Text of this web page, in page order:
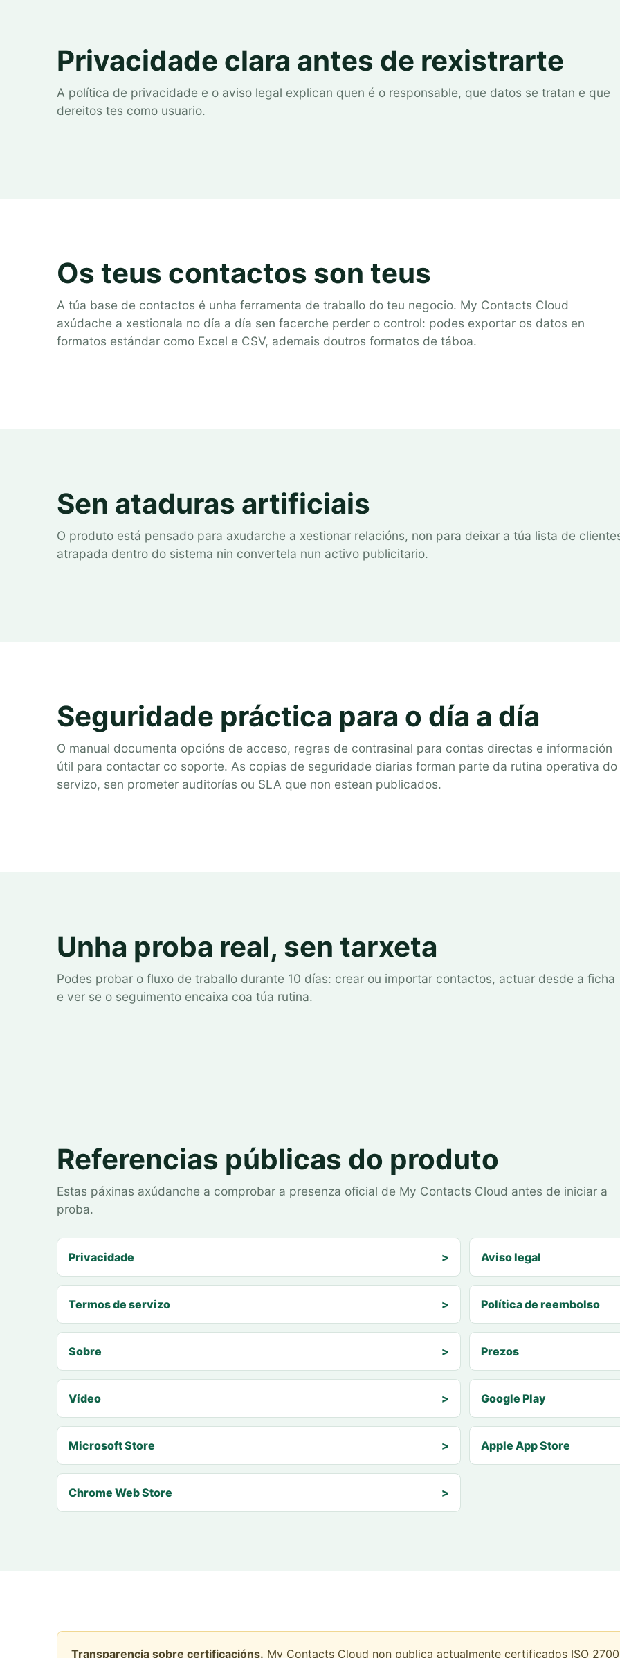
Privacidade clara antes de rexistrarte
A política de privacidade e o aviso legal explican quen é o responsable, que datos se tratan e que
dereitos tes como usuario.
Os teus contactos son teus
A túa base de contactos é unha ferramenta de traballo do teu negocio. My Contacts Cloud
axúdache a xestionala no día a día sen facerche perder o control: podes exportar os datos en
formatos estándar como Excel e CSV, ademais doutros formatos de táboa.
Sen ataduras artificiais
O produto está pensado para axudarche a xestionar relacións, non para deixar a túa lista de
atrapada dentro do sistema nin convertela nun activo publicitario.
Seguridade práctica para o día a día
O manual documenta opcións de acceso, regras de contrasinal para contas directas e información
útil para contactar co soporte. As copias de seguridade diarias forman parte da rutina operativa do
servizo, sen prometer auditorías ou SLA que non estean publicados.
Unha proba real, sen tarxeta
Podes probar o fluxo de traballo durante 10 días: crear ou importar contactos, actuar desde a ficha
e ver se o seguimento encaixa coa túa rutina.
Referencias públicas do produto
Estas páxinas axúdanche a comprobar a presenza oficial de My Contacts Cloud antes de iniciar a
proba.
Privacidade > Aviso legal
Termos de servizo > Política de reembolso
Sobre > Prezos
Vídeo > Google Play
Microsoft Store > Apple App Store
Chrome Web Store >
Transparencia sobre certificacións. My Contacts Cloud non publica actualmente certificados ISO